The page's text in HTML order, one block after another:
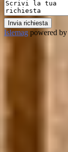
Invia richiesta
Islemag powered by